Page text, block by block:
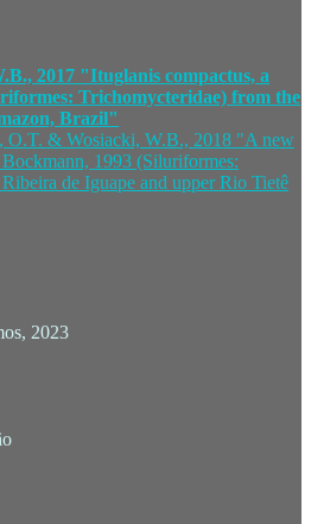
2017 "Ituglanis compactus, a
Trichomycteridae) from the
Brazil"
O.T. & Wosiacki, W.B., 2018 "A new
1993 (Siluriformes:
de Iguape and upper Rio Tietê
2023